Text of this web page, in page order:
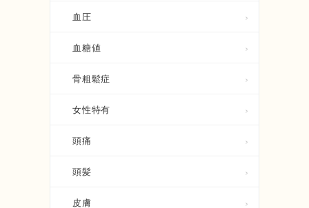
血圧
血糖値
骨粗鬆症
女性特有
頭痛
頭髪
皮膚